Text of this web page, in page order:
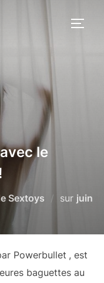
le
Sextoys sur Publié
juin
Powerbullet , est
baguettes au